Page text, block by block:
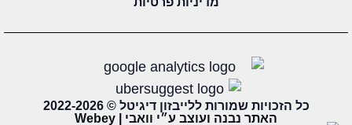
כל הזכויות שמורות ללייבזון דיגיטל © 2022-2026
האתר נבנה ועוצב ע״י וואבי | Webey